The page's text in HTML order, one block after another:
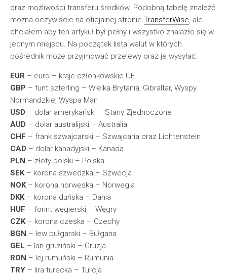
oraz możliwości transferu środków. Podobną tabelę znaleźć
można oczywiście na oficjalnej stronie TransferWise, ale
chciałem aby ten artykuł był pełny i wszystko znalazło się w
jednym miejscu. Na początek lista walut w których
pośrednik może przyjmować przelewy oraz je wysyłać:
EUR – euro – kraje członkowskie UE
GBP – funt szterling – Wielka Brytania, Gibraltar, Wyspy
Normandzkie, Wyspa Man
USD – dolar amerykański – Stany Zjednoczone
AUD – dolar australijski – Australia
CHF – frank szwajcarski – Szwajcaria oraz Lichtenstein
CAD – dolar kanadyjski – Kanada
PLN – złoty polski – Polska
SEK– korona szwedzka – Szwecja
NOK– korona norweska – Norwegia
DKK– korona duńska – Dania
HUF – forint węgierski – Węgry
CZK– korona czeska – Czechy
BGN – lew bułgarski – Bułgaria
GEL – lari gruziński – Gruzja
RON – lej rumuński – Rumunia
TRY – lira turecka – Turcja